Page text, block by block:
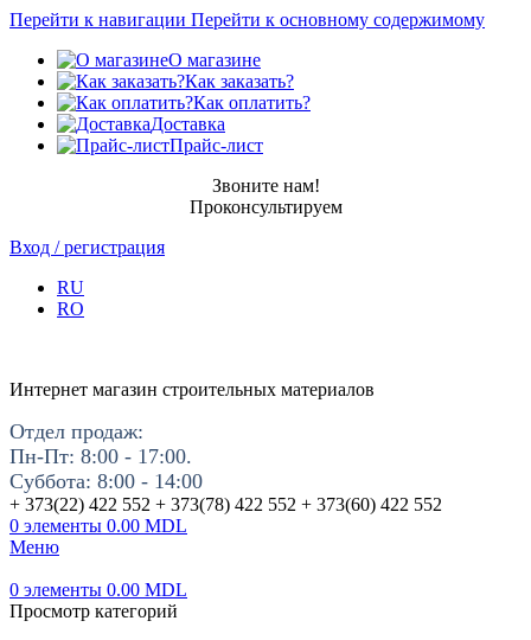
Перейти к навигации Перейти к основному содержимому
О магазине
Как заказать?
Как оплатить?
Доставка
Прайс-лист
Звоните нам!
Проконсультируем
Вход / регистрация
RU
RO
Интернет магазин строительных материалов
Отдел продаж:
Пн-Пт: 8:00 - 17:00.
Суббота: 8:00 - 14:00
+ 373(22) 422 552 + 373(78) 422 552 + 373(60) 422 552
0 элементы 0.00 MDL
Меню
0 элементы 0.00 MDL
Просмотр категорий